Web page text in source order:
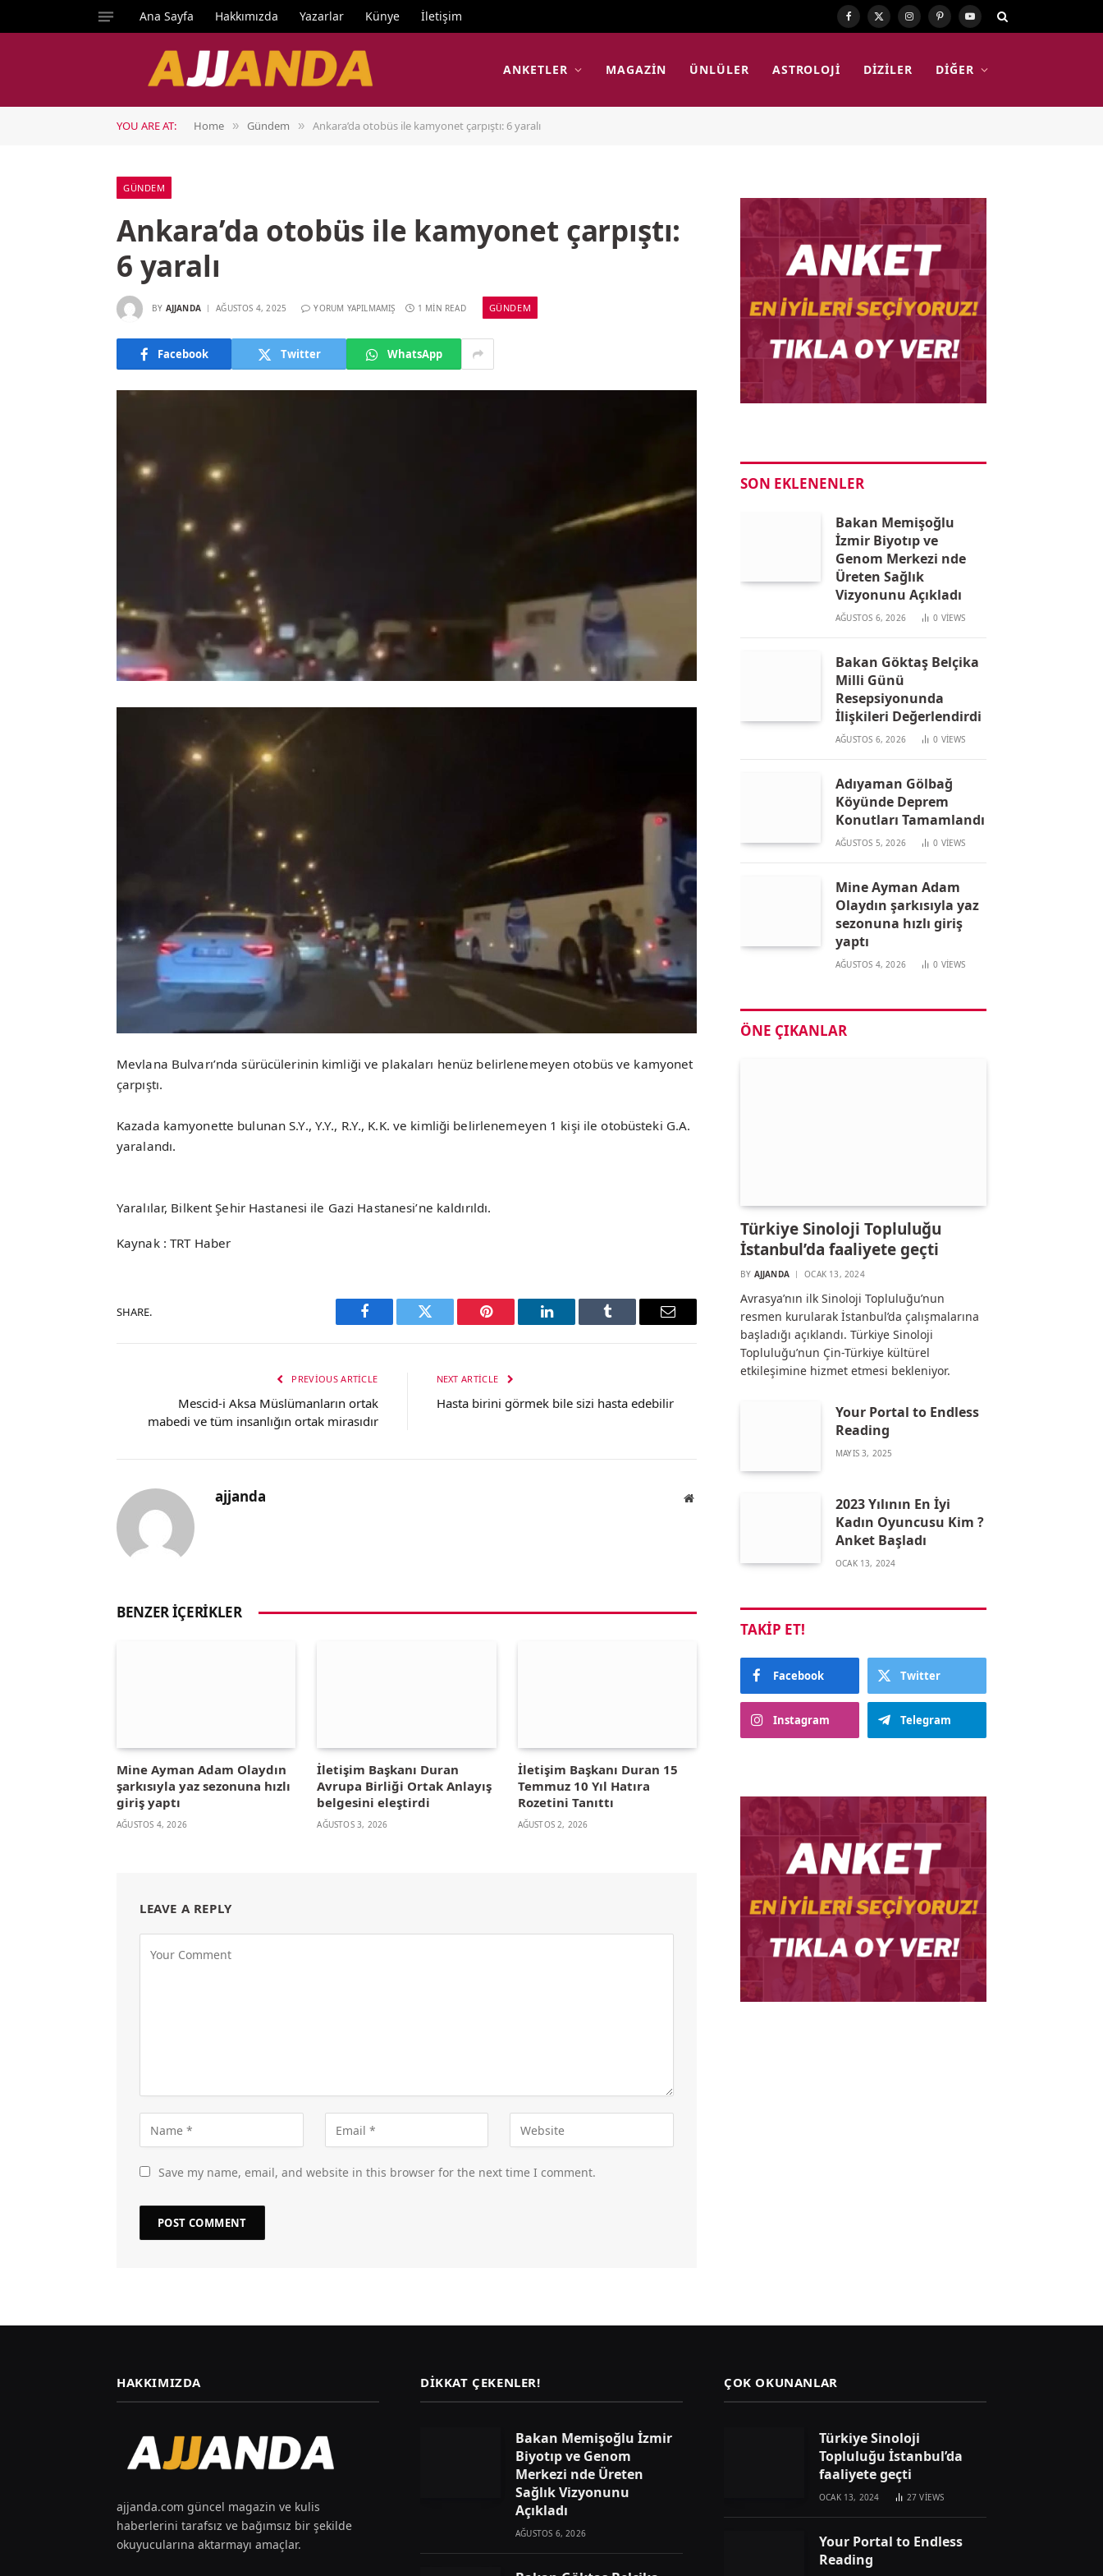
Ana Sayfa Hakkımızda Yazarlar Künye İletişim Facebook
X
Instagram
PinterestYouTube
ANKETLER MAGAZIN ÜNLÜLER ASTROLOJI DIZILER DIĞER
YOU ARE AT: Home » Gündem » Ankara’da otobüs ile kamyonet çarpıştı: 6 yaralı
GÜNDEM
Ankara’da otobüs ile kamyonet çarpıştı:
6 yaralı
BY AJJANDA AĞUSTOS 4, 2025 YORUM YAPILMAMIŞ 1 MIN READ GÜNDEM
Facebook Twitter WhatsApp
Mevlana Bulvarı’nda sürücülerinin kimliği ve plakaları henüz belirlenemeyen otobüs ve kamyonet
çarpıştı.
Kazada kamyonette bulunan S.Y., Y.Y., R.Y., K.K. ve kimliği belirlenemeyen 1 kişi ile otobüsteki G.A.
yaralandı.
Yaralılar, Bilkent Şehir Hastanesi ile Gazi Hastanesi’ne kaldırıldı.
Kaynak : TRT Haber
SHARE.
Facebook Twitter Pinterest LinkedIn Tumblr Email
PREVIOUS ARTICLE
Mescid-i Aksa Müslümanların ortak
mabedi ve tüm insanlığın ortak mirasıdır
NEXT ARTICLE
Hasta birini görmek bile sizi hasta edebilir
ajjanda Website
BENZER İÇERIKLER
Mine Ayman Adam Olaydın
şarkısıyla yaz sezonuna hızlı
giriş yaptı
AĞUSTOS 4, 2026
İletişim Başkanı Duran
Avrupa Birliği Ortak Anlayış
belgesini eleştirdi
AĞUSTOS 3, 2026
İletişim Başkanı Duran 15
Temmuz 10 Yıl Hatıra
Rozetini Tanıttı
AĞUSTOS 2, 2026
LEAVE A REPLY
Save my name, email, and website in this browser for the next time I comment.
SON EKLENENLER
Bakan Memişoğlu
İzmir Biyotıp ve
Genom Merkezi nde
Üreten Sağlık
Vizyonunu Açıkladı
AĞUSTOS 6, 2026 0 VIEWS
Bakan Göktaş Belçika
Milli Günü
Resepsiyonunda
İlişkileri Değerlendirdi
AĞUSTOS 6, 2026 0 VIEWS
Adıyaman Gölbağ
Köyünde Deprem
Konutları Tamamlandı
AĞUSTOS 5, 2026 0 VIEWS
Mine Ayman Adam
Olaydın şarkısıyla yaz
sezonuna hızlı giriş
yaptı
AĞUSTOS 4, 2026 0 VIEWS
ÖNE ÇIKANLAR
Türkiye Sinoloji Topluluğu
İstanbul’da faaliyete geçti
BY AJJANDA OCAK 13, 2024
Avrasya’nın ilk Sinoloji Topluluğu’nun
resmen kurularak İstanbul’da çalışmalarına
başladığı açıklandı. Türkiye Sinoloji
Topluluğu’nun Çin-Türkiye kültürel
etkileşimine hizmet etmesi bekleniyor.
Your Portal to Endless
Reading
MAYIS 3, 2025
2023 Yılının En İyi
Kadın Oyuncusu Kim ?
Anket Başladı
OCAK 13, 2024
TAKIP ET!
Facebook Twitter
Instagram Telegram
HAKKIMIZDA
ajjanda.com güncel magazin ve kulis
haberlerini tarafsız ve bağımsız bir şekilde
okuyucularına aktarmayı amaçlar.
DIKKAT ÇEKENLER!
Bakan Memişoğlu İzmir
Biyotıp ve Genom
Merkezi nde Üreten
Sağlık Vizyonunu
Açıkladı
AĞUSTOS 6, 2026
ÇOK OKUNANLAR
Türkiye Sinoloji
Topluluğu İstanbul’da
faaliyete geçti
OCAK 13, 2024 27VIEWS
Your Portal to Endless
Reading